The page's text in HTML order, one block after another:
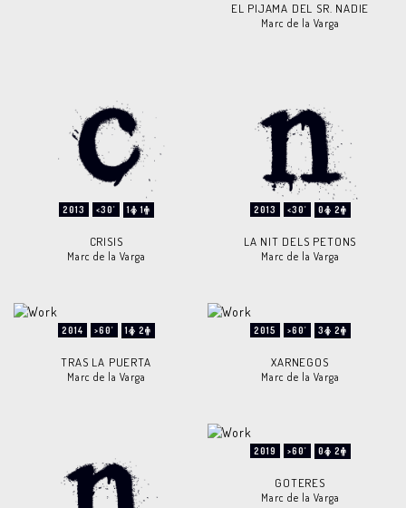
EL PIJAMA DEL SR. NADIE
Marc de la Varga
2013 <30' 1 1
CRISIS
Marc de la Varga
2013 <30' 0 2
LA NIT DELS PETONS
Marc de la Varga
2014 >60' 1 2
TRAS LA PUERTA
Marc de la Varga
2015 >60' 3 2
XARNEGOS
Marc de la Varga
2019 >60' 0 2
GOTERES
Marc de la Varga